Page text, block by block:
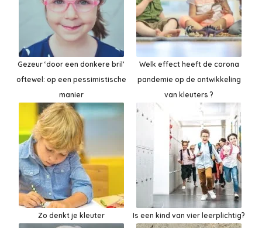
Gezeur ‘door een donkere bril’
oftewel: op een pessimistische
manier
Welk effect heeft de corona
pandemie op de ontwikkeling
van kleuters ?
Zo denkt je kleuter Is een kind van vier leerplichtig?